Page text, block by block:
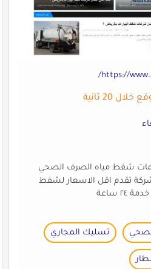
https://
20 ثانية
شفط مياه الصرف الصحي
تقدم اقل الاسعار لشفط
وتسليك البيرات والصهاريج. خدمة ٢٤ ساعة
تسليك المجاري